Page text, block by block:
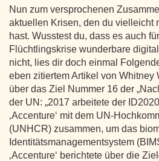
Nun zum versprochenen
aktuellen Krisen, den du vielleicht
hast. Wusstest du, dass es auch
Flüchtlingskrise wunderbare
nicht, lies dir doch einmal
eben zitiertem Artikel von Whitney
über das Ziel Nummer 16 der
der UN: „2017 arbeitete der
‚Accenture‘ mit dem UN-
(UNHCR) zusammen, um das
Identitätsmanagementsystem
‚Accenture‘ berichtete über die